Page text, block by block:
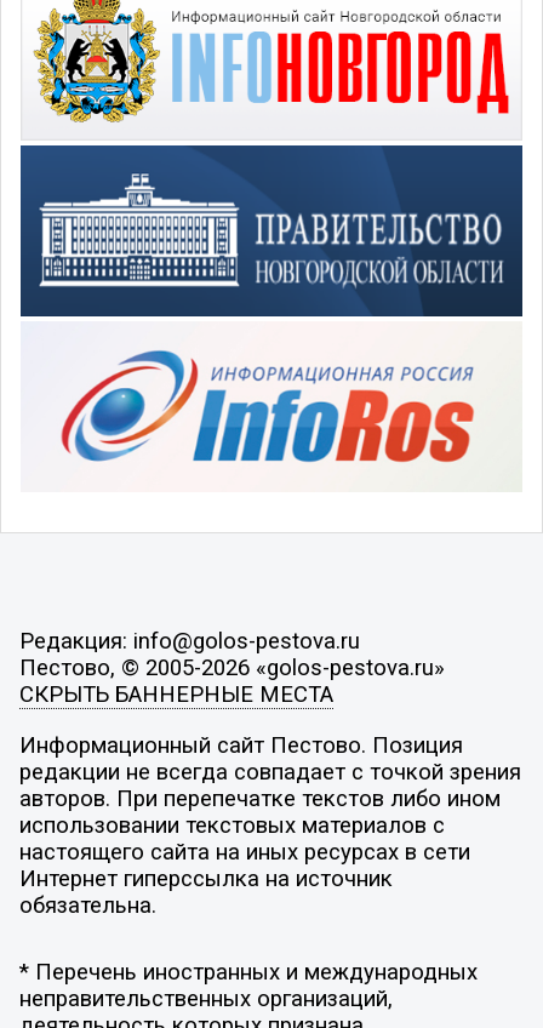
Редакция: info@golos-pestova.ru
Пестово, © 2005-2026 «golos-pestova.ru»
СКРЫТЬ БАННЕРНЫЕ МЕСТА
Информационный сайт Пестово. Позиция
редакции не всегда совпадает с точкой зрения
авторов. При перепечатке текстов либо ином
использовании текстовых материалов с
настоящего сайта на иных ресурсах в сети
Интернет гиперссылка на источник
обязательна.
* Перечень иностранных и международных
неправительственных организаций,